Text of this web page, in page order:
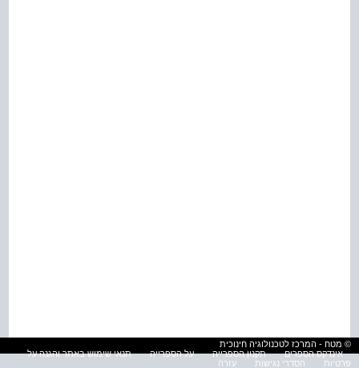
© מטח - המרכז לטכנולוגיה חינוכית
אינדקס הספרים
תקנון הספרייה על הספרייה
תנאי שימוש באתר והגנה על
פרטיות
הסדרי נגישות עזרה